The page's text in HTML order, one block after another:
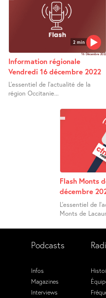
2 min
16 Décembre 2022
Information régionale
Vendredi 16 décembre 2022
L’essentiel de l’actualité de la
région Occitanie...
Flash Monts
décembre
L’essentiel de
Monts de
Podcasts
Infos
Magazines
Interviews